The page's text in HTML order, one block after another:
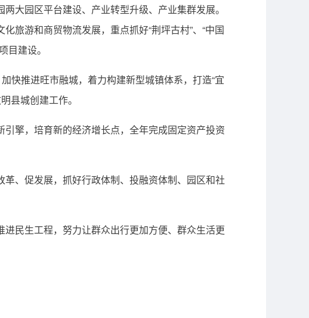
园区平台建设、产业转型升级、产业集群发展。
旅游和商贸物流发展，重点抓好“荆坪古村”、“中国
目建设。
推进旺市融城，着力构建新型城镇体系，打造“宜
县城创建工作。
擎，培育新的经济增长点，全年完成固定资产投资
、促发展，抓好行政体制、投融资体制、园区和社
民生工程，努力让群众出行更加方便、群众生活更